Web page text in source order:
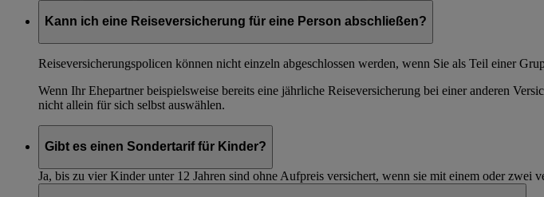
Kann ich eine Reiseversicherung für eine Person abschließen?
Reiseversicherungspolicen können nicht einzeln abgeschlossen werden, wenn Sie als Teil einer
Wenn Ihr Ehepartner beispielsweise bereits eine jährliche Reiseversicherung bei einer anderen
nicht allein für sich selbst auswählen.
Gibt es einen Sondertarif für Kinder?
Ja, bis zu vier Kinder unter 12 Jahren sind ohne Aufpreis versichert, wenn sie mit einem oder zwei